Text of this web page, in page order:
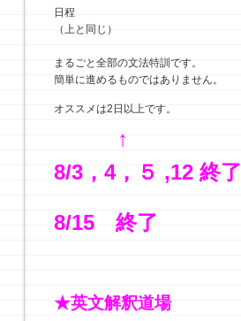
日程
（上と同じ）
まるごと全部の文法特訓です。
簡単に進めるものではありません。
オススメは2日以上です。
↑
8/3，4，５ ,12 終了
8/15 終了
★英文解釈道場